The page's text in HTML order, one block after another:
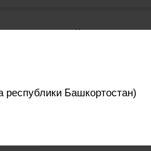
республики Башкортостан)
17.2 Дж
Комплектация